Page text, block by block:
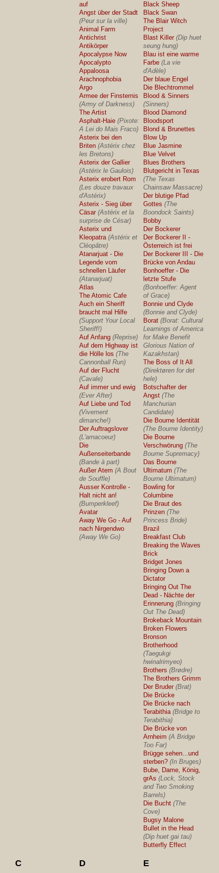
auf
Angst über der Stadt
(Peur sur la ville)
Animal Farm
Antichrist
Antikörper
Apocalypse Now
Apocalypto
Appaloosa
Arachnophobia
Argo
Armee der Finsternis
(Army of Darkness)
The Artist
Asphalt-Haie (Pixote:
A Lei do Mais Fraco)
Asterix bei den
Briten (Astérix chez
les Bretons)
Asterix der Gallier
(Astérix le Gaulois)
Asterix erobert Rom
(Les douze travaux
d'Astérix)
Asterix - Sieg über
Cäsar (Astérix et la
surprise de César)
Asterix und
Kleopatra (Astérix et
Cléopâtre)
Atanarjuat - Die
Legende vom
schnellen Läufer
(Atanarjuat)
Atlas
The Atomic Cafe
Auch ein Sheriff
braucht mal Hilfe
(Support Your Local
Sheriff!)
Auf Anfang (Reprise)
Auf dem Highway ist
die Hölle los (The
Cannonball Run)
Auf der Flucht
(Cavale)
Auf immer und ewig
(Ever After)
Auf Liebe und Tod
(Vivement
dimanche!)
Der Auftragslover
(L'arnacoeur)
Die
Außenseiterbande
(Bande à part)
Außer Atem (A Bout
de Souffle)
Ausser Kontrolle -
Halt nicht an!
(Bumperkleef)
Avatar
Away We Go - Auf
nach Nirgendwo
(Away We Go)
Black Sheep
Black Swan
The Blair Witch
Project
Blast Killer (Dip huet
seung hung)
Blau ist eine warme
Farbe (La vie
d'Adèle)
Der blaue Engel
Die Blechtrommel
Blood & Sinners
(Sinners)
Blood Diamond
Bloodsport
Blond & Brunettes
Blow Up
Blue Jasmine
Blue Velvet
Blues Brothers
Blutgericht in Texas
(The Texas
Chainsaw Massacre)
Der blutige Pfad
Gottes (The
Boondock Saints)
Bobby
Der Bockerer
Der Bockerer II -
Österreich ist frei
Der Bockerer III - Die
Brücke von Andau
Bonhoeffer - Die
letzte Stufe
(Bonhoeffer: Agent
of Grace)
Bonnie und Clyde
(Bonnie and Clyde)
Borat (Borat: Cultural
Learnings of America
for Make Benefit
Glorious Nation of
Kazakhstan)
The Boss of It All
(Direktøren for det
hele)
Botschafter der
Angst (The
Manchurian
Candidate)
Die Bourne Identität
(The Bourne Identity)
Die Bourne
Verschwörung (The
Bourne Supremacy)
Das Bourne
Ultimatum (The
Bourne Ultimatum)
Bowling for
Columbine
Die Braut des
Prinzen (The
Princess Bride)
Brazil
Breakfast Club
Breaking the Waves
Brick
Bridget Jones
Bringing Down a
Dictator
Bringing Out The
Dead - Nächte der
Erinnerung (Bringing
Out The Dead)
Brokeback Mountain
Broken Flowers
Bronson
Brotherhood
(Taegukgi
hwinalrimyeo)
Brothers (Brødre)
The Brothers Grimm
Der Bruder (Brat)
Die Brücke
Die Brücke nach
Terabithia (Bridge to
Terabithia)
Die Brücke von
Arnheim (A Bridge
Too Far)
Brügge sehen...und
sterben? (In Bruges)
Bube, Dame, König,
grAs (Lock, Stock
and Two Smoking
Barrels)
Die Bucht (The
Cove)
Bugsy Malone
Bullet in the Head
(Dip huet gai tau)
Butterfly Effect
C D E